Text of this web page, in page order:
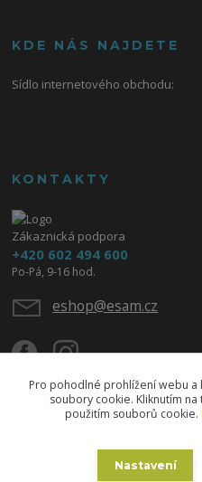
KDE NÁS NAJDETE
Sídlo internetového obchodu:
KONTAKTY
Zákaznická podpora
+420 602 494 600
Po-Pá, 9-16 hod.
eshop@esam.cz
Pro pohodlné prohlížení webu a
soubory cookie. Kliknutím
použitím souborů cookie.
Nastavení